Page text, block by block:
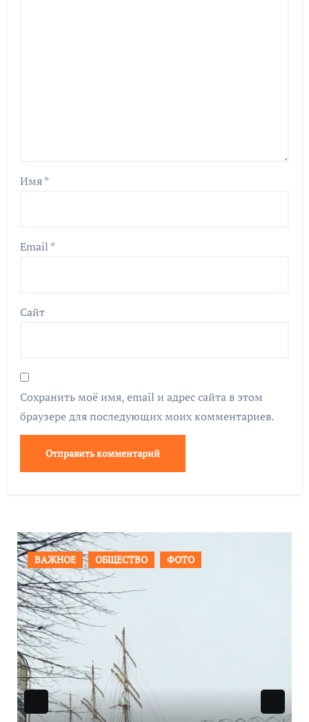
Имя*
Email *
Сайт
Сохранить моё имя, email и адрес сайта в этом
браузере для последующих моих комментариев.
ПРОИСШЕСТВИЯ ФОТО